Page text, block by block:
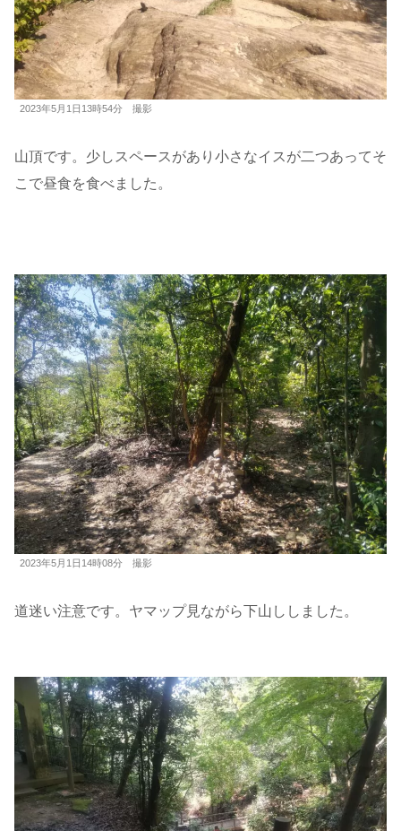
2023年5月1日13時54分 撮影
山頂です。少しスペースがあり小さなイスが二つあってそ
こで昼食を食べました。
2023年5月1日14時08分 撮影
道迷い注意です。ヤマップ見ながら下山ししました。